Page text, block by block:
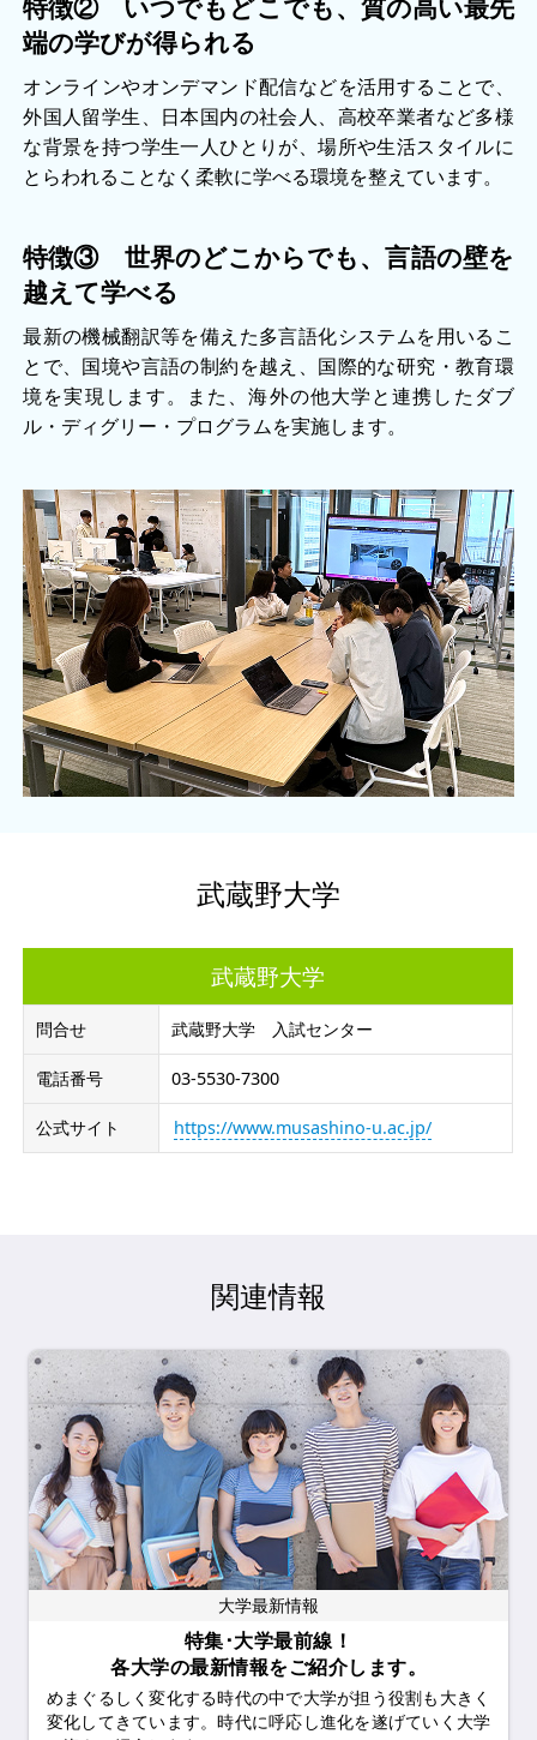
特徴② いつでもどこでも、質の高い最先
端の学びが得られる
オンラインやオンデマンド配信などを活用することで、
外国人留学生、日本国内の社会人、高校卒業者など多様
な背景を持つ学生一人ひとりが、場所や生活スタイルに
とらわれることなく柔軟に学べる環境を整えています。
特徴③ 世界のどこからでも、言語の壁を
越えて学べる
最新の機械翻訳等を備えた多言語化システムを用いるこ
とで、国境や言語の制約を越え、国際的な研究・教育環
境を実現します。また、海外の他大学と連携したダブ
ル・ディグリー・プログラムを実施します。
武蔵野大学
武蔵野大学
問合せ 武蔵野大学 入試センター
電話番号 03-5530-7300
公式サイト https://www.musashino-u.ac.jp/
関連情報
大学最新情報
特集･大学最前線！
各大学の最新情報をご紹介します。
めまぐるしく変化する時代の中で大学が担う役割も大きく
変化してきています。時代に呼応し進化を遂げていく大学